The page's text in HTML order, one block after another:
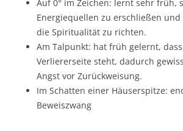
Auf 0° im Zeichen: lernt sehr früh,
Energiequellen zu erschließen
die Spiritualität zu richten.
Am Talpunkt: hat früh gelernt,
Verliererseite steht, dadurch
Angst vor Zurückweisung.
Im Schatten einer Häuserspitze:
Beweiszwang